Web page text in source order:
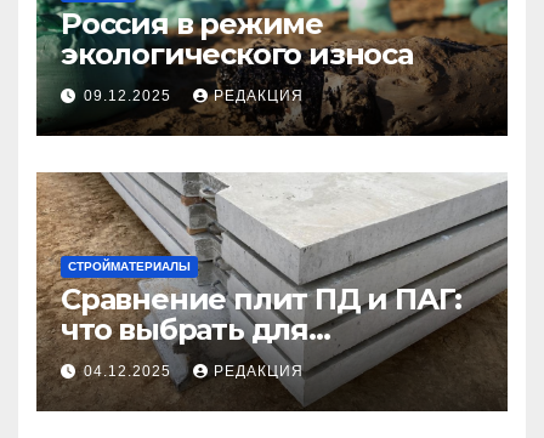
Россия в режиме
экологического износа
09.12.2025 РЕДАКЦИЯ
СТРОЙМАТЕРИАЛЫ
Сравнение плит ПД и ПАГ:
что выбрать для
долговечного и прочного
покрытия
04.12.2025 РЕДАКЦИЯ